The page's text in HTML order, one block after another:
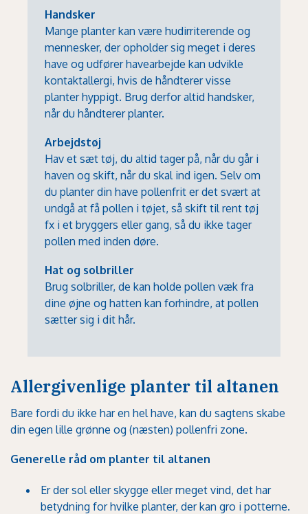
Handsker
Mange planter kan være hudirriterende og
mennesker, der opholder sig meget i deres
have og udfører havearbejde kan udvikle
kontaktallergi, hvis de håndterer visse
planter hyppigt. Brug derfor altid handsker,
når du håndterer planter.
Arbejdstøj
Hav et sæt tøj, du altid tager på, når du går i
haven og skift, når du skal ind igen. Selv om
du planter din have pollenfrit er det svært at
undgå at få pollen i tøjet, så skift til rent tøj
fx i et bryggers eller gang, så du ikke tager
pollen med inden døre.
Hat og solbriller
Brug solbriller, de kan holde pollen væk fra
dine øjne og hatten kan forhindre, at pollen
sætter sig i dit hår.
Allergivenlige planter til altanen
Bare fordi du ikke har en hel have, kan du sagtens skabe
din egen lille grønne og (næsten) pollenfri zone.
Generelle råd om planter til altanen
Er der sol eller skygge eller meget vind, det har
betydning for hvilke planter, der kan gro i potterne.